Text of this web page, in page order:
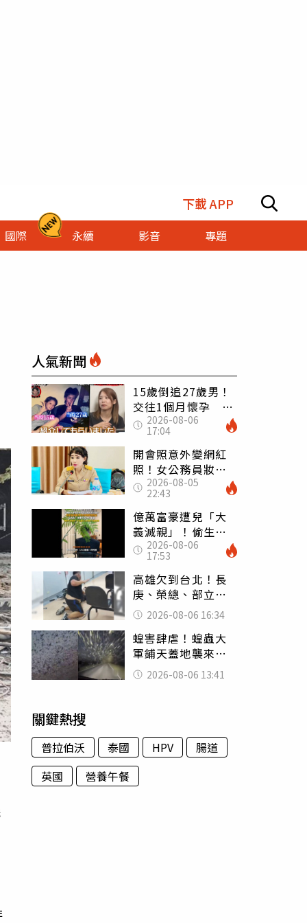
下載 APP
國際 永續 影音 專題
人氣新聞
15歲倒追27歲男！
交往1個月懷孕 36
歲當阿嬤故事曝光
2026-08-06
17:04
開會照意外變網紅
照！女公務員妝容
掀2千則留言 本人
怒嗆：化妝有錯嗎
2026-08-05
22:43
億萬富豪遭兒「大
義滅親」！偷生子
怕曝光 竟盜鄰居
身份辦假證落戶
2026-08-06
17:53
高雄欠到台北！長
庚、榮總、部立醫
院都受害 「醫療
暴力男」離譜紀錄
曝光
2026-08-06 16:34
蝗害肆虐！蝗蟲大
軍鋪天蓋地襲來宛
如末日 網驚：聖
經十災
2026-08-06 13:41
關鍵熱搜
普拉伯沃 泰國 HPV
腸道
英國
營養午餐